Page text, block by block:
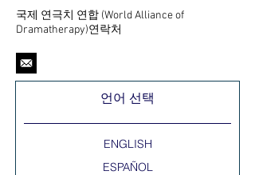
국제 연극치 연합 (World Alliance of
Dramatherapy)연락처
언어 선택
ESPAÑOL
ENGLISH